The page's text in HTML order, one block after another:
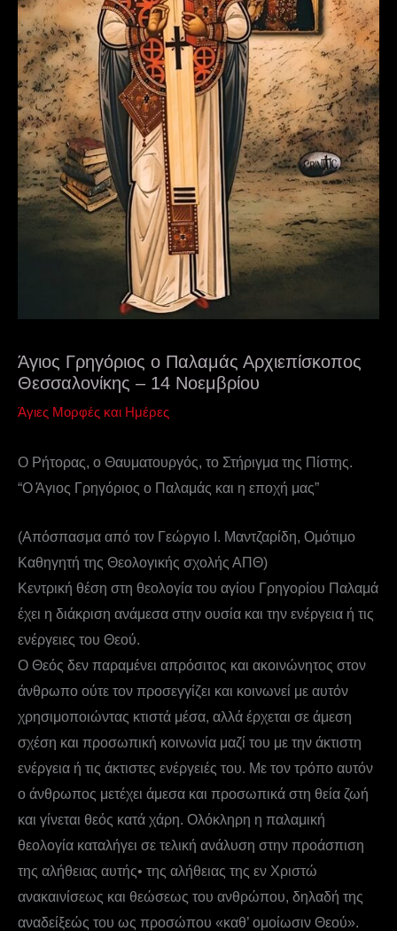
Άγιος Γρηγόριος ο Παλαμάς Αρχιεπίσκοπος
Θεσσαλονίκης – 14 Νοεμβρίου
Άγιες Μορφές και Ημέρες
Ο Ρήτορας, ο Θαυματουργός, το Στήριγμα της Πίστης.
“Ο Άγιος Γρηγόριος ο Παλαμάς και η εποχή μας”
(Απόσπασμα από τον Γεώργιο Ι. Μαντζαρίδη, Ομότιμο
Καθηγητή της Θεολογικής σχολής ΑΠΘ)
Κεντρική θέση στη θεολογία του αγίου Γρηγορίου Παλαμά
έχει η διάκριση ανάμεσα στην ουσία και την ενέργεια ή τις
ενέργειες του Θεού.
Ο Θεός δεν παραμένει απρόσιτος και ακοινώνητος στον
άνθρωπο ούτε τον προσεγγίζει και κοινωνεί με αυτόν
χρησιμοποιώντας κτιστά μέσα, αλλά έρχεται σε άμεση
σχέση και προσωπική κοινωνία μαζί του με την άκτιστη
ενέργεια ή τις άκτιστες ενέργειές του. Με τον τρόπο αυτόν
ο άνθρωπος μετέχει άμεσα και προσωπικά στη θεία ζωή
και γίνεται θεός κατά χάρη. Ολόκληρη η παλαμική
θεολογία καταλήγει σε τελική ανάλυση στην προάσπιση
της αλήθειας αυτής• της αλήθειας της εν Χριστώ
ανακαινίσεως και θεώσεως του ανθρώπου, δηλαδή της
αναδείξεώς του ως προσώπου «καθ’ ομοίωσιν Θεού».